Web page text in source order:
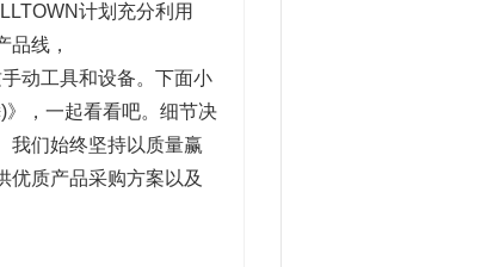
计划充分利用
线，
动工具和设备。下面小
》，一起看看吧。细节决
我们始终坚持以质量赢
优质产品采购方案以及